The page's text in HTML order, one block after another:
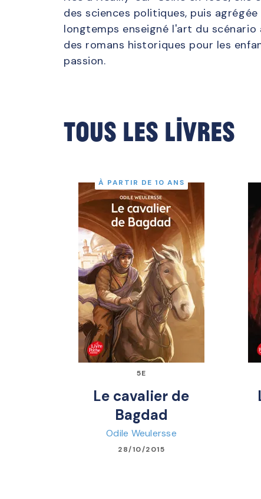
des sciences politiques, puis agrégée
longtemps enseigné l'art du
des romans historiques pour les
passion.
Tous les livres
À PARTIR DE 10 ANS
5E
Le cavalier de
Bagdad
Odile Weulersse
28/10/2015